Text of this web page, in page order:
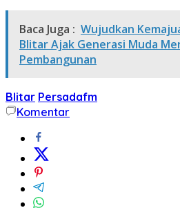
Baca Juga : Wujudkan
Blitar Ajak Generasi Muda
Pembangunan
Blitar Persadafm
Komentar